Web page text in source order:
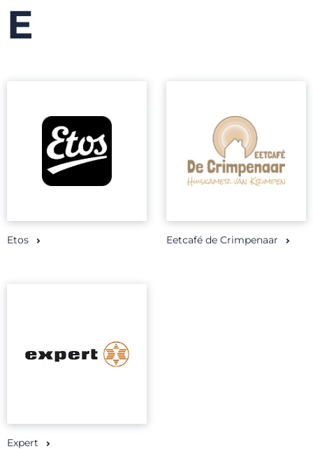
E
Etos Eetcafé de Crimpenaar
Expert